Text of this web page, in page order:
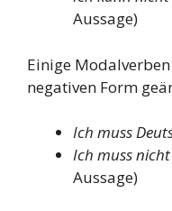
Aussage)
Einige
negativen Form
Ich muss
Ich muss
Aussage)